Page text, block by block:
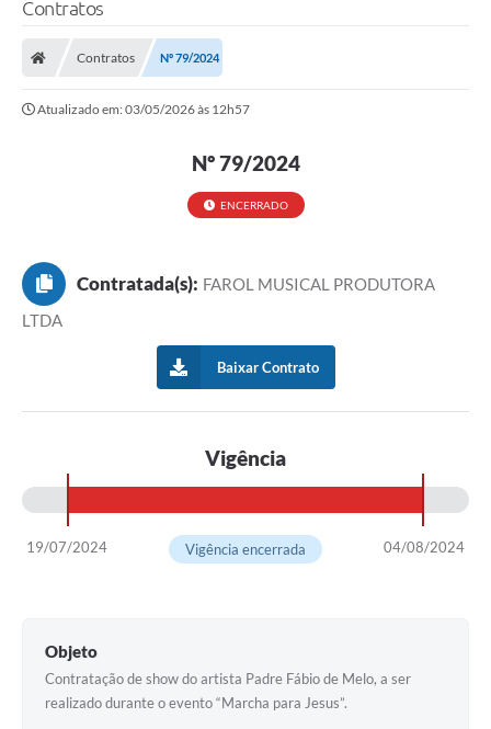
Portal da Transparência
Ouvidoria
Contratos
Contratos Nº 79/2024
Atualizado em: 03/05/2026 às 12h57
Nº 79/2024
ENCERRADO
Contratada(s): FAROL MUSICAL PRODUTORA
LTDA
Baixar Contrato
Vigência
19/07/2024 04/08/2024
Vigência encerrada
Objeto
Contratação de show do artista Padre Fábio de Melo, a ser
realizado durante o evento “Marcha para Jesus”.